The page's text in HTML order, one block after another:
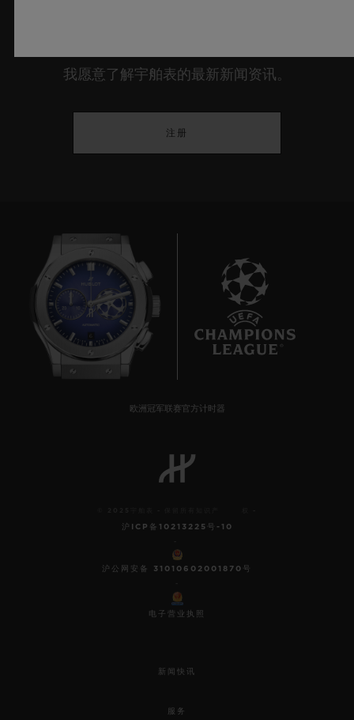
我愿意了解宇舶表的最新新闻资讯。
注册
欧洲冠军联赛官方计时器
沪ICP备10213225号-10
沪公网安备 31010602001870号
电子营业执照
新闻快讯
服务